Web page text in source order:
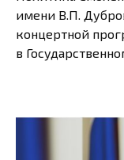
имени В.П.
концертной
в